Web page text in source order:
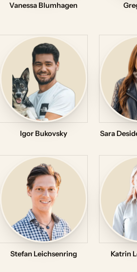
Vanessa Blumhagen
Igor Bukovsky Sara
Stefan Leichsenring Katrin